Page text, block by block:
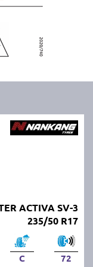
ACTIVA SV-3
235/50 R17
C 72